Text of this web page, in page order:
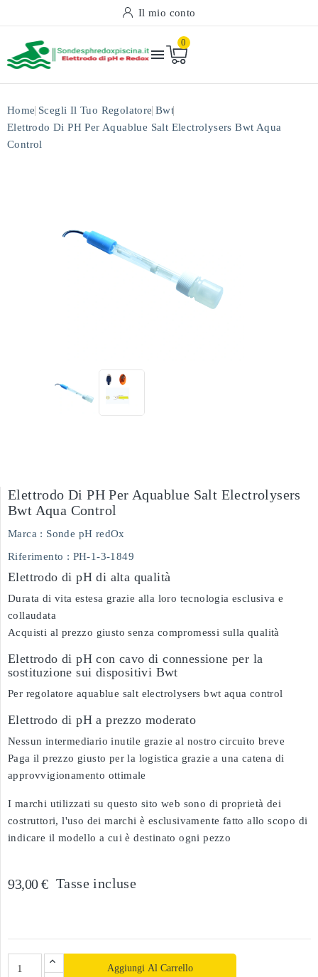
Il mio conto

0
Home Scegli Il Tuo Regolatore Bwt
Elettrodo Di PH Per Aquablue Salt Electrolysers Bwt Aqua
Control
Elettrodo Di PH Per Aquablue Salt Electrolysers
Bwt Aqua Control
Marca : Sonde pH redOx
Riferimento : PH-1-3-1849
Elettrodo di pH di alta qualità
Durata di vita estesa grazie alla loro tecnologia esclusiva e
collaudata
Acquisti al prezzo giusto senza compromessi sulla qualità
Elettrodo di pH con cavo di connessione per la
sostituzione sui dispositivi Bwt
Per regolatore aquablue salt electrolysers bwt aqua control
Elettrodo di pH a prezzo moderato
Nessun intermediario inutile grazie al nostro circuito breve
Paga il prezzo giusto per la logistica grazie a una catena di
approvvigionamento ottimale
I marchi utilizzati su questo sito web sono di proprietà dei
costruttori, l'uso dei marchi è esclusivamente fatto allo scopo di
indicare il modello a cui è destinato ogni pezzo
93,00 € Tasse incluse
Aggiungi Al Carrello